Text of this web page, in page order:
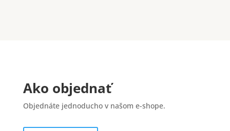
Ako objednať
Objednáte jednoducho v našom e-shope.